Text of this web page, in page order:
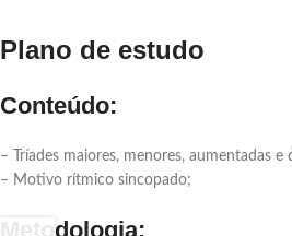
Plano de estudo
Conteúdo:
– Tríades maiores, menores, aumentadas e
– Motivo rítmico sincopado;
Metodologia: